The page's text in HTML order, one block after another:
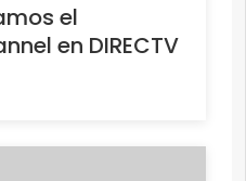
el
en DIRECTV